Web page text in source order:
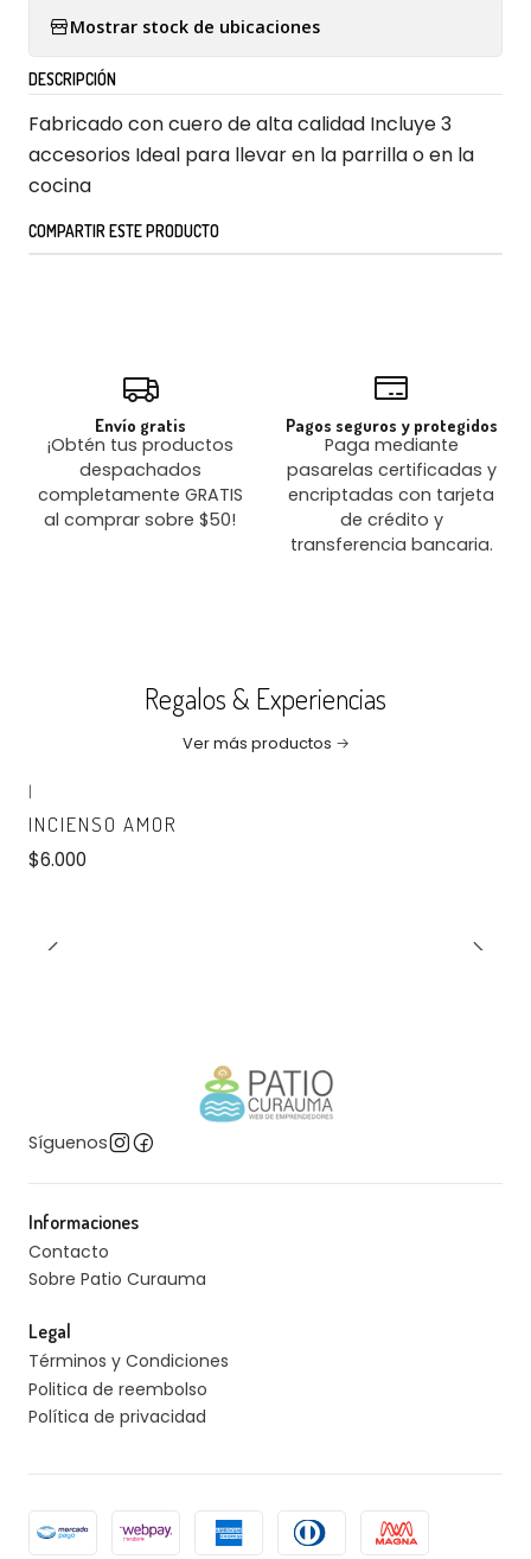
Mostrar stock de ubicaciones
DESCRIPCIÓN
Fabricado con cuero de alta calidad Incluye 3
accesorios Ideal para llevar en la parrilla o en la
cocina
COMPARTIR ESTE PRODUCTO
Envío gratis
¡Obtén tus productos
despachados
completamente GRATIS
al comprar sobre $50!
Pagos seguros y protegidos
Paga mediante
pasarelas certificadas y
encriptadas con tarjeta
de crédito y
transferencia bancaria.
Regalos & Experiencias
Ver más productos
|
INCIENSO AMOR
$6.000
Síguenos
Informaciones
Contacto
Sobre Patio Curauma
Legal
Términos y Condiciones
Politica de reembolso
Política de privacidad